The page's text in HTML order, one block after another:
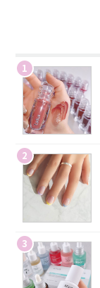
1
2
3